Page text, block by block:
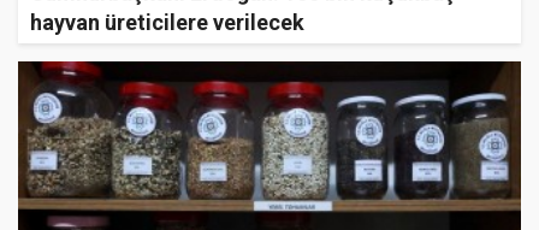
hayvan üreticilere verilecek